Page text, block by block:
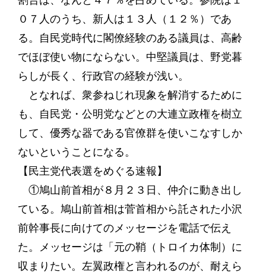
０７人のうち、新人は１３人（１２％）であ
る。自民党時代に閣僚経験のある議員は、高齢
でほぼ使い物にならない。中堅議員は、野党暮
らしが長く、行政官の経験が浅い。
となれば、衆参ねじれ現象を解消するために
も、自民党・公明党などとの大連立政権を樹立
して、優秀な器である官僚群を使いこなすしか
ないということになる。
【民主党代表選をめぐる速報】
①鳩山前首相が８月２３日、仲介に動き出し
ている。鳩山前首相は菅首相から託された小沢
前幹事長に向けてのメッセージを電話で伝え
た。メッセージは「元の鞘（トロイカ体制）に
収まりたい。左翼政権と言われるのが、耐えら